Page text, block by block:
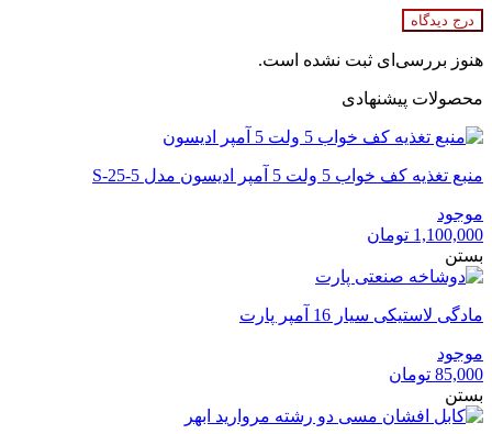
درج دیدگاه
هنوز بررسی‌ای ثبت نشده است.
محصولات پیشنهادی
منبع تغذیه کف خواب 5 ولت 5 آمپر ادیسون مدل S-25-5
موجود
1,100,000 تومان
بستن
مادگی لاستیکی سیار 16 آمپر پارت
موجود
85,000 تومان
بستن